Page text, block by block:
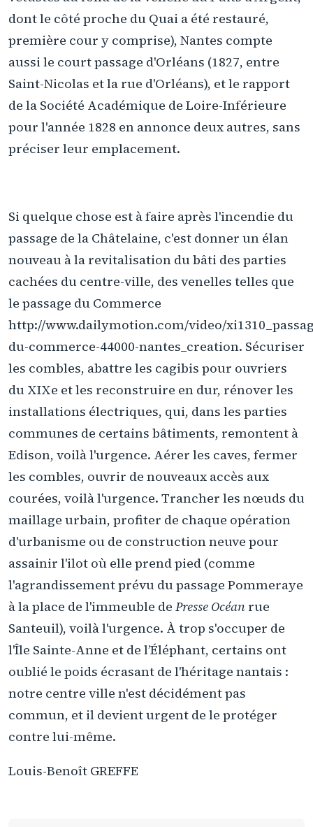
dont le côté proche du Quai a été restauré,
première cour y comprise), Nantes compte
aussi le court passage d'Orléans (1827, entre
Saint-Nicolas et la rue d'Orléans), et le rapport
de la Société Académique de Loire-Inférieure
pour l'année 1828 en annonce deux autres, sans
préciser leur emplacement.
Si quelque chose est à faire après l'incendie du
passage de la Châtelaine, c'est donner un élan
nouveau à la revitalisation du bâti des parties
cachées du centre-ville, des venelles telles que
le passage du Commerce
http://www.dailymotion.com/video/
du-commerce-44000-nantes_creation. Sécuriser
les combles, abattre les cagibis pour ouvriers
du XIXe et les reconstruire en dur, rénover les
installations électriques, qui, dans les parties
communes de certains bâtiments, remontent à
Edison, voilà l'urgence. Aérer les caves, fermer
les combles, ouvrir de nouveaux accès aux
courées, voilà l'urgence. Trancher les nœuds du
maillage urbain, profiter de chaque opération
d'urbanisme ou de construction neuve pour
assainir l'ilot où elle prend pied (comme
l'agrandissement prévu du passage Pommeraye
à la place de l'immeuble de Presse Océan rue
Santeuil), voilà l'urgence. À trop s'occuper de
l'Île Sainte-Anne et de l’Éléphant, certains ont
oublié le poids écrasant de l'héritage nantais :
notre centre ville n'est décidément pas
commun, et il devient urgent de le protéger
contre lui-même.
Louis-Benoît GREFFE